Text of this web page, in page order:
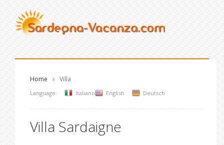
Home Villa
Language: Italiano English Deutsch
Villa Sardaigne